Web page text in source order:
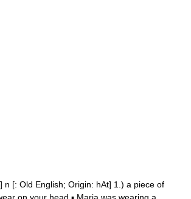
[: Old English; Origin: hAt] 1.) a piece of